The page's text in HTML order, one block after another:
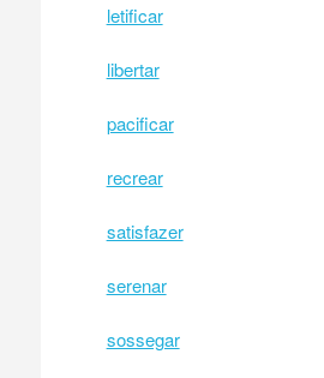
letificar
libertar
pacificar
recrear
satisfazer
serenar
sossegar